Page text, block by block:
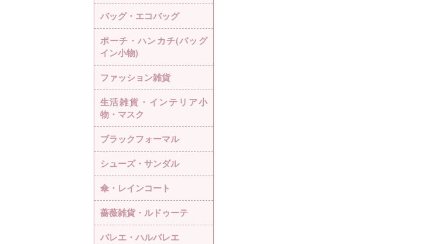
バッグ・エコバッグ
ポーチ・ハンカチ(バッグ
イン小物)
ファッション雑貨
生活雑貨・インテリア小
物・マスク
ブラックフォーマル
シューズ・サンダル
傘・レインコート
薔薇雑貨・ルドゥーテ
バレエ・ハルバレエ